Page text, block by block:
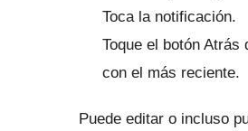
Toca la notificación.
Toque el botón Atrás
con el más reciente.
Puede editar o incluso